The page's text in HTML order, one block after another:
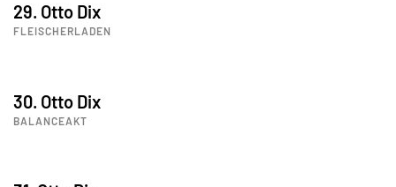
29. Otto Dix
FLEISCHERLADEN
30. Otto Dix
BALANCEAKT